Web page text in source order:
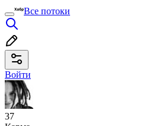
Все потоки
Войти
37